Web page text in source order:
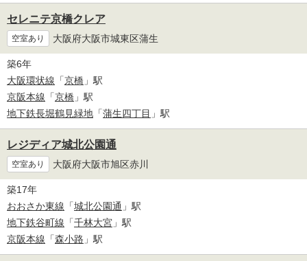
セレニテ京橋クレア
空室あり 大阪府大阪市城東区蒲生
築6年
大阪環状線 「京橋 」駅
京阪本線 「京橋 」駅
地下鉄長堀鶴見緑地 「蒲生四丁目 」駅
レジディア城北公園通
空室あり 大阪府大阪市旭区赤川
築17年
おおさか東線 「城北公園通 」駅
地下鉄谷町線 「千林大宮 」駅
京阪本線 「森小路 」駅